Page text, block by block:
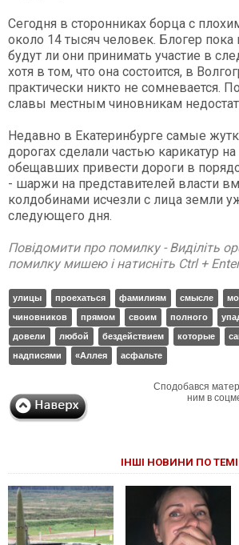
Сегодня в сторонниках борца с
около 14 тысяч человек. Блогер пока
будут ли они принимать участие в
хотя в том, что она состоится, в
практически никто не сомневается.
славы местным чиновникам
Недавно в Екатеринбурге самые
дорогах сделали частью карикатур
обещавших привести дороги в
- шаржи на представителей власти
колдобинами исчезли с лица земли
следующего дня.
Повідомити про помилку - Виділіть
помилку мишею і натисніть Ctrl + Enter
улицы проехаться фамилиям смысле
чиновников
прямом своим полного
довели
любой бездействием которые
надписями
«Аллея асфальте
Сподобався
ним в
ІНШІ НОВИНИ ПО ТЕМІ